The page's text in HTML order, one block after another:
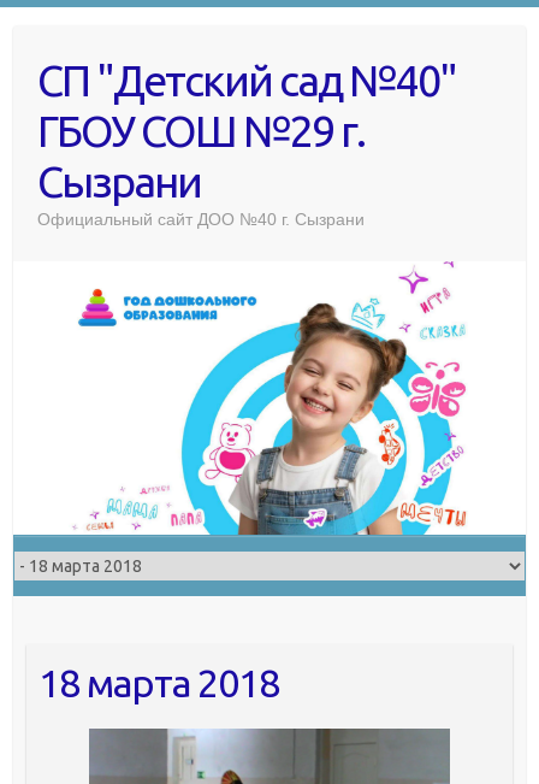
СП "Детский сад №40"
ГБОУ СОШ №29 г.
Сызрани
Официальный сайт ДОО №40 г. Сызрани
18 марта 2018